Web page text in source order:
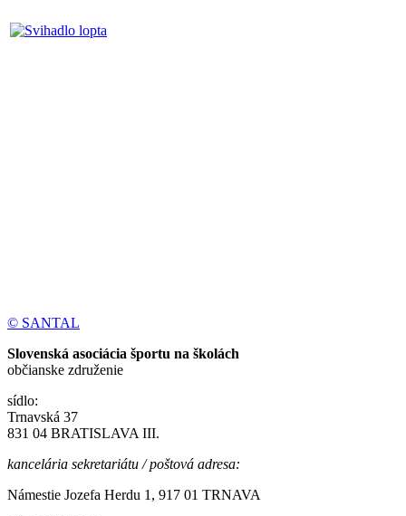
© SANTAL
Slovenská asociácia športu na školách
občianske združenie
sídlo:
Trnavská 37
831 04 BRATISLAVA III.
kancelária sekretariátu / poštová adresa:
Námestie Jozefa Herdu 1, 917 01 TRNAVA